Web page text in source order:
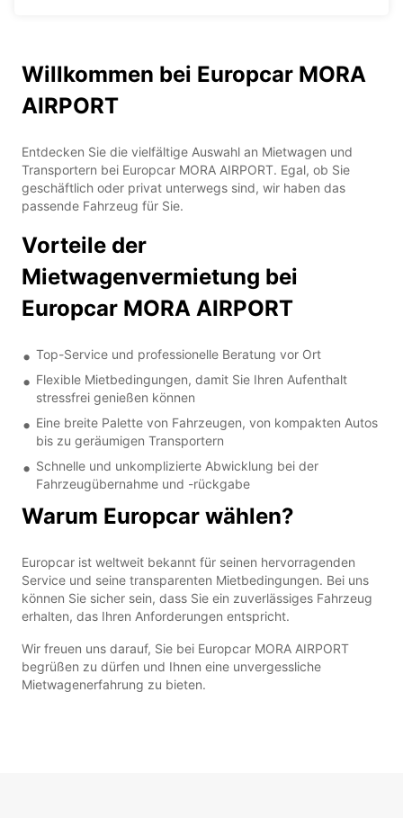
Willkommen bei Europcar MORA
AIRPORT
Entdecken Sie die vielfältige Auswahl an Mietwagen und
Transportern bei Europcar MORA AIRPORT. Egal, ob Sie
geschäftlich oder privat unterwegs sind, wir haben das
passende Fahrzeug für Sie.
Vorteile der
Mietwagenvermietung bei
Europcar MORA AIRPORT
Top-Service und professionelle Beratung vor Ort
Flexible Mietbedingungen, damit Sie Ihren Aufenthalt
stressfrei genießen können
Eine breite Palette von Fahrzeugen, von kompakten Autos
bis zu geräumigen Transportern
Schnelle und unkomplizierte Abwicklung bei der
Fahrzeugübernahme und -rückgabe
Warum Europcar wählen?
Europcar ist weltweit bekannt für seinen hervorragenden
Service und seine transparenten Mietbedingungen. Bei uns
können Sie sicher sein, dass Sie ein zuverlässiges Fahrzeug
erhalten, das Ihren Anforderungen entspricht.
Wir freuen uns darauf, Sie bei Europcar MORA AIRPORT
begrüßen zu dürfen und Ihnen eine unvergessliche
Mietwagenerfahrung zu bieten.